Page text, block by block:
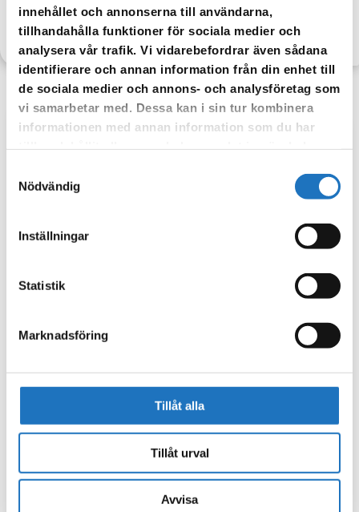
innehållet och annonserna till användarna,
tillhandahålla funktioner för sociala medier och
analysera vår trafik. Vi vidarebefordrar även sådana
identifierare och annan information från din enhet till
de sociala medier och annons- och analysföretag som
vi samarbetar med. Dessa kan i sin tur kombinera
informationen med annan information som du har
Nödvändig
Inställningar
Statistik
Marknadsföring
Tillåt alla
Tillåt urval
Avvisa
TILLBAKA
Anmäl dig till vår sms-tjänst.
Vår sms-tjänst använder vi enbart för att kunna informera dig
om driftstörningar och andra händelser som kan påverka dig